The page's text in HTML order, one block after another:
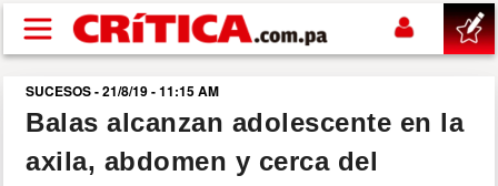
Pasar al contenido principal
buscar
SUCESOS
SUCESOS - 21/8/19 - 11:15 AM
Balas alcanzan adolescente en la
axila, abdomen y cerca del